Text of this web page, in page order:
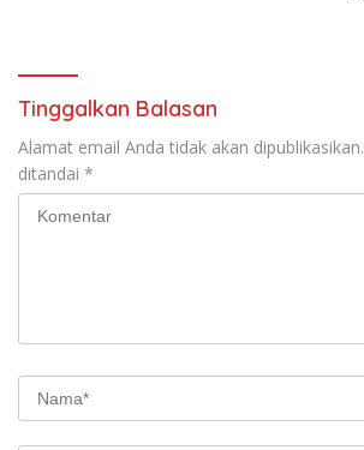
Tinggalkan Balasan
Alamat email Anda tidak akan dipublikasikan.
ditandai *